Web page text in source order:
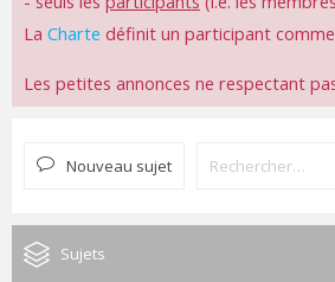
La Charte définit un participant comme
Les petites annonces ne respectant
Nouveau sujet
Sujets